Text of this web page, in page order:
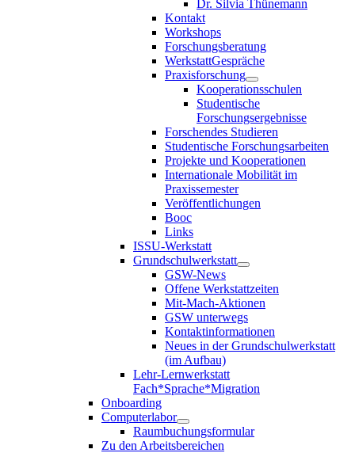
Dr. Silvia Thünemann
Kontakt
Workshops
Forschungsberatung
WerkstattGespräche
Praxisforschung
Kooperationsschulen
Studentische
Forschungsergebnisse
Forschendes Studieren
Studentische Forschungsarbeiten
Projekte und Kooperationen
Internationale Mobilität im
Praxissemester
Veröffentlichungen
Booc
Links
ISSU-Werkstatt
Grundschulwerkstatt
GSW-News
Offene Werkstattzeiten
Mit-Mach-Aktionen
GSW unterwegs
Kontaktinformationen
Neues in der Grundschulwerkstatt
(im Aufbau)
Lehr-Lernwerkstatt
Fach*Sprache*Migration
Onboarding
Computerlabor
Raumbuchungsformular
Zu den Arbeitsbereichen